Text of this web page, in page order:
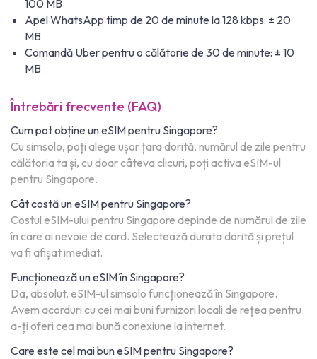
100 MB
Apel WhatsApp timp de 20 de minute la 128 kbps: ± 20
MB
Comandă Uber pentru o călătorie de 30 de minute: ± 10
MB
Întrebări frecvente (FAQ)
Cum pot obține un eSIM pentru Singapore?
Cu simsolo, poți alege ușor țara dorită, numărul de zile pentru
călătoria ta și, cu doar câteva clicuri, poți activa eSIM-ul
pentru Singapore.
Cât costă un eSIM pentru Singapore?
Costul eSIM-ului pentru Singapore depinde de numărul de zile
în care ai nevoie de card. Selectează durata dorită și prețul
va fi afișat imediat.
Funcționează un eSIM în Singapore?
Da, absolut. eSIM-ul simsolo funcționează în Singapore.
Avem acorduri cu cei mai buni furnizori locali de rețea pentru
a-ți oferi cea mai bună conexiune la internet.
Care este cel mai bun eSIM pentru Singapore?